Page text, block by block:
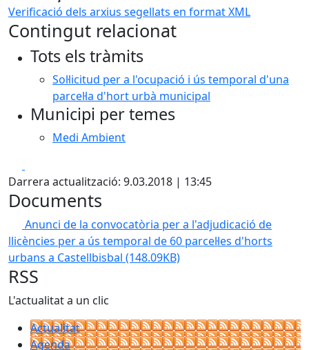
Verificació dels arxius segellats en format XML
Contingut relacionat
Tots els tràmits
Sol·licitud per a l'ocupació i ús temporal d'una
parcel·la d'hort urbà municipal
Municipi per temes
Medi Ambient
Darrera actualització: 9.03.2018 | 13:45
Documents
Anunci de la convocatòria per a l'adjudicació de
llicències per a ús temporal de 60 parcel·les d'horts
urbans a Castellbisbal (148.09KB)
RSS
L'actualitat a un clic
Actualitat
Agenda